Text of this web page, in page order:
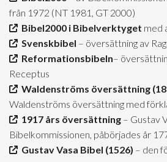
från 1972 (NT 1981, GT 2000)
Bibel2000 i Bibelverktyget med
Svenskbibel – översättning av
Reformationsbibeln–
Receptus
Waldenströms översättning
Waldenströms översättning med
1917 års översättning – Gustav
Bibelkommissionen, påbörjades år
Gustav Vasa Bibel (1526) – den